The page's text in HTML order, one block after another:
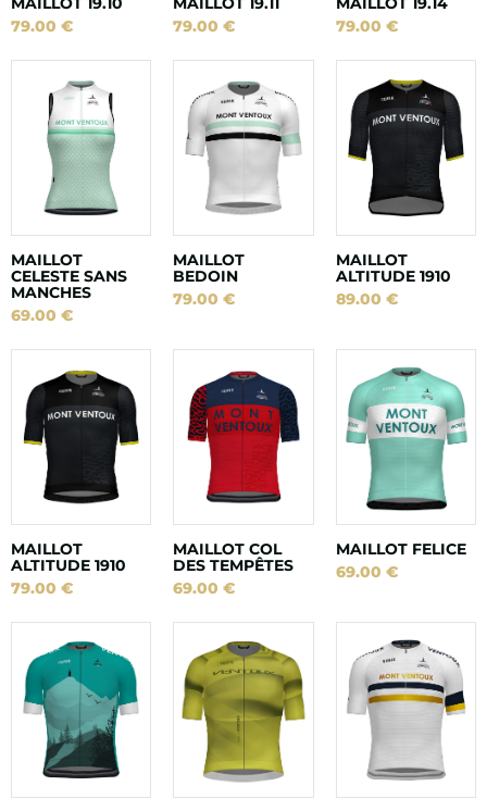
79.00 €
79.00€
79.00 €
MAILLOT
CELESTE SANS
MANCHES
69.00 €
MAILLOT
BEDOIN
79.00€
MAILLOT
ALTITUDE 1910
89.00 €
MAILLOT
ALTITUDE 1910
79.00 €
MAILLOT COL
DES TEMPÊTES
69.00€
MAILLOT FELICE
69.00 €